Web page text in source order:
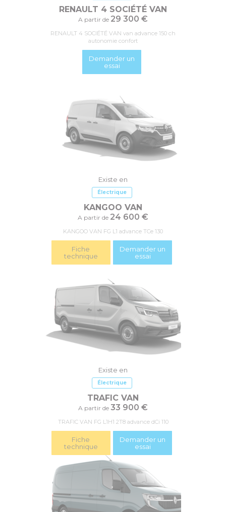
RENAULT 4 SOCIÉTÉ VAN
A partir de 29 300 €
RENAULT 4 SOCIÉTÉ VAN van advance 150 ch
autonomie confort
Demander un
essai
Existe en
Électrique
KANGOO VAN
A partir de 24 600 €
KANGOO VAN FG L1 advance TCe 130
Fiche
technique
Demander un
essai
Existe en
Électrique
TRAFIC VAN
A partir de 33 900 €
TRAFIC VAN FG L1H1 2T8 advance dCi 110
Fiche
technique
Demander un
essai